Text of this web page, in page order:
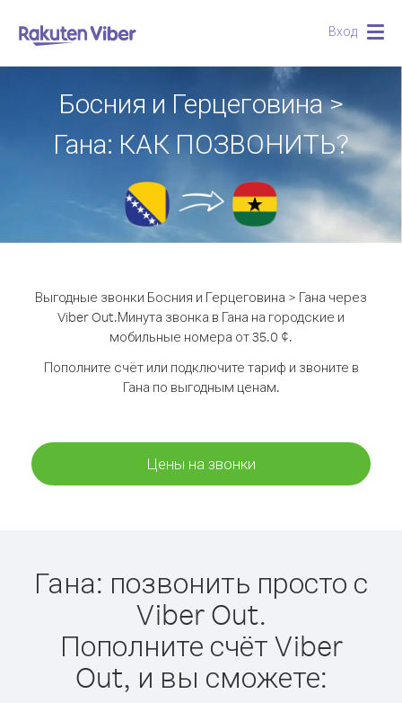
Вход
Босния и Герцеговина >
Гана: КАК ПОЗВОНИТЬ?
Выгодные звонки Босния и Герцеговина > Гана через
Viber Out.Минута звонка в Гана на городские и
мобильные номера от 35.0 ¢.
Пополните счёт или подключите тариф и звоните в
Гана по выгодным ценам.
Цены на звонки
Гана: позвонить просто с
Viber Out.
Пополните счёт Viber
Out, и вы сможете: